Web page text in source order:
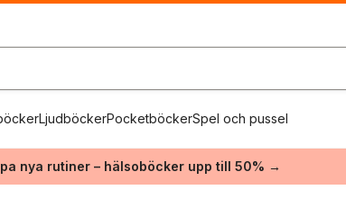
LjudböckerPocketböckerSpel och pussel
nya rutiner – hälsoböcker upp till 50% →